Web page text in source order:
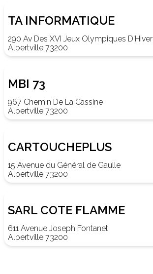
TA INFORMATIQUE
290 Av Des XVI Jeux Olympiques D'Hiver
Albertville 73200
MBI 73
967 Chemin De La Cassine
Albertville 73200
CARTOUCHEPLUS
15 Avenue du Général de Gaulle
Albertville 73200
SARL COTE FLAMME
611 Avenue Joseph Fontanet
Albertville 73200